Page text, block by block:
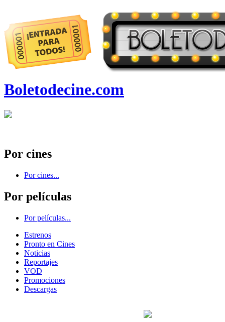
Boletodecine.com
Por cines
Por cines...
Por películas
Por películas...
Estrenos
Pronto en Cines
Noticias
Reportajes
VOD
Promociones
Descargas